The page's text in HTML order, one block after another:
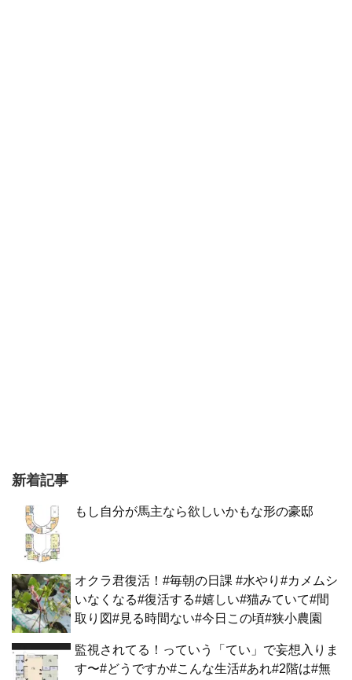
新着記事
もし自分が馬主なら欲しいかもな形の豪邸
オクラ君復活！#毎朝の日課 #水やり#カメムシ
いなくなる#復活する#嬉しい#猫みていて#間
取り図#見る時間ない#今日この頃#狭小農園
監視されてる！っていう「てい」で妄想入りま
す〜#どうですか#こんな生活#あれ#2階は#無